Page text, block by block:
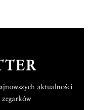
aktualności
zegarków